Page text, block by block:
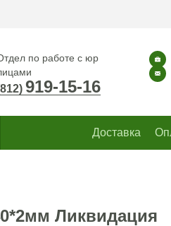
по работе с юр
919-15-16
Доставка
Ликвидация